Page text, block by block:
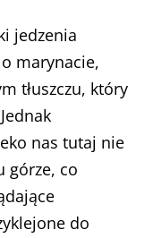
jedzenia
marynacie,
tłuszczu, który
nas tutaj nie
górze, co
do